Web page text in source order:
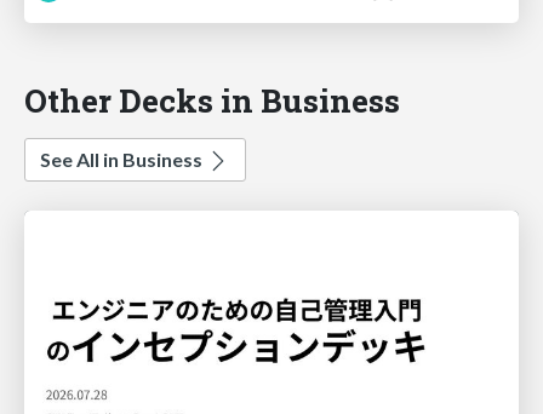
Other Decks in Business
See All in Business